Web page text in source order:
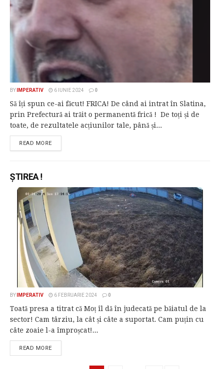
BY IMPERATIV 6 IUNIE 2024 0
Să îți spun ce-ai făcut! FRICA! De când ai intrat în Slatina,
prin Prefectură ai trăit o permanentă frică ! De toți și de
toate, de rezultatele acțiunilor tale, până și...
READ MORE
ȘTIREA !
BY IMPERATIV 6 FEBRUARIE 2024 0
Toată presa a titrat că Moț îl dă în judecată pe băiatul de la
sector! Cam târziu, la cât și câte a suportat. Cam puțin cu
câte zoaie l-a împroșcat!...
READ MORE